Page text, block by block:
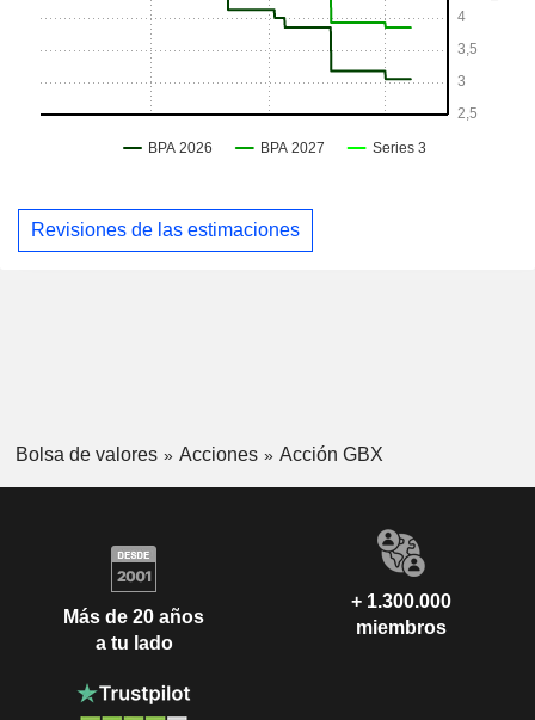
Revisiones de las estimaciones
Bolsa de valores Acciones Acción GBX
Más de 20 años
a tu lado
+ 1.300.000
miembros